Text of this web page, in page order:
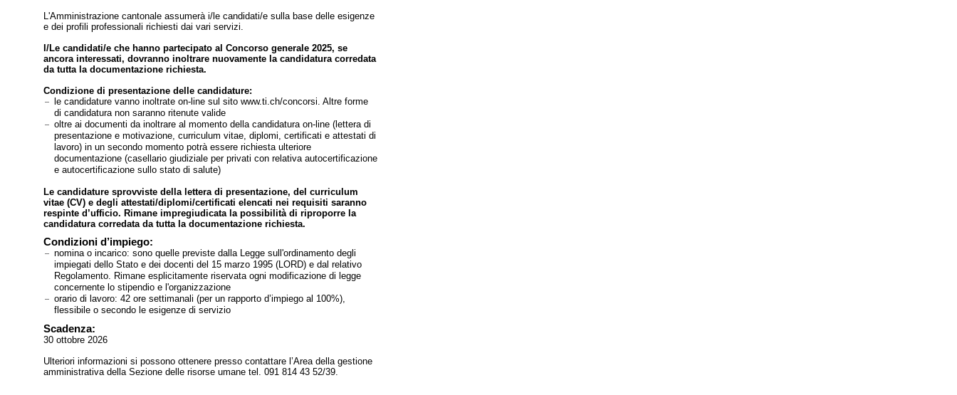
L'Amministrazione cantonale assumerà i/le candidati/e sulla base delle esigenze
e dei profili professionali richiesti dai vari servizi.
I/Le candidati/e che hanno partecipato al Concorso generale 2025, se
ancora interessati, dovranno inoltrare nuovamente la candidatura corredata
da tutta la documentazione richiesta.
Condizione di presentazione delle candidature:
le candidature vanno inoltrate on-line sul sito www.ti.ch/concorsi. Altre forme
di candidatura non saranno ritenute valide
oltre ai documenti da inoltrare al momento della candidatura on-line (lettera di
presentazione e motivazione, curriculum vitae, diplomi, certificati e attestati di
lavoro) in un secondo momento potrà essere richiesta ulteriore
documentazione (casellario giudiziale per privati con relativa autocertificazione
e autocertificazione sullo stato di salute)
Le candidature sprovviste della lettera di presentazione, del curriculum
vitae (CV) e degli attestati/diplomi/certificati elencati nei requisiti saranno
respinte d’ufficio. Rimane impregiudicata la possibilità di riproporre la
candidatura corredata da tutta la documentazione richiesta.
Condizioni d’impiego:
nomina o incarico: sono quelle previste dalla Legge sull'ordinamento degli
impiegati dello Stato e dei docenti del 15 marzo 1995 (LORD) e dal relativo
Regolamento. Rimane esplicitamente riservata ogni modificazione di legge
concernente lo stipendio e l'organizzazione
orario di lavoro: 42 ore settimanali (per un rapporto d’impiego al 100%),
flessibile o secondo le esigenze di servizio
Scadenza:
30 ottobre 2026
Ulteriori informazioni si possono ottenere presso contattare l’Area della gestione
amministrativa della Sezione delle risorse umane tel. 091 814 43 52/39.